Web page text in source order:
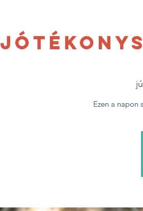
Ezen a napon